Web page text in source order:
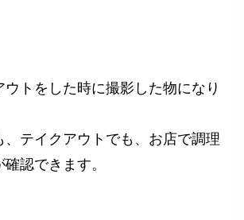
トをした時に撮影した物になり
、テイクアウトでも、お店で調理
認できます。